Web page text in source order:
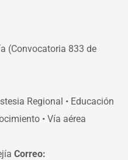
(Convocatoria 833 de
Regional • Educación
• Vía aérea
Correo: